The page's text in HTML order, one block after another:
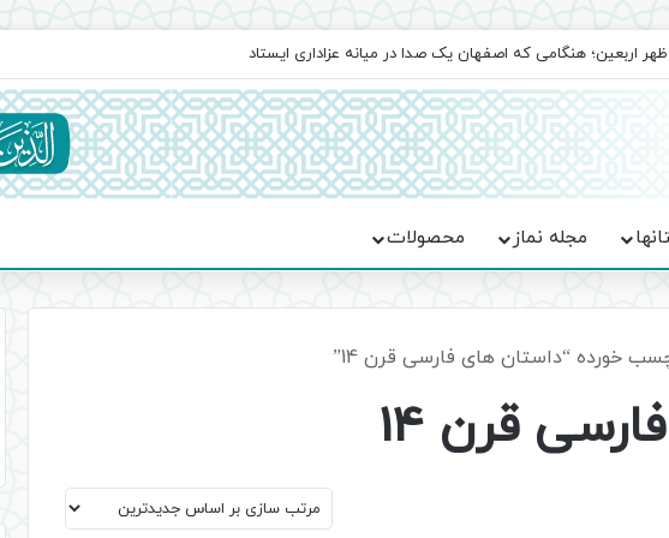
ظهر اربعین؛ هنگامی که اصفهان یک صدا در میانه عزاداری ایستاد
مجله نماز محصولات
خورده “داستان های فارسی قرن 14”
قرن 14